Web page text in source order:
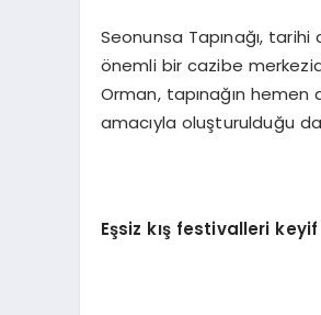
Seonunsa Tapınağı,
önemli bir cazibe
Orman, tapınağın hemen
amacıyla oluşturulduğu
Eşsiz kış festivalleri